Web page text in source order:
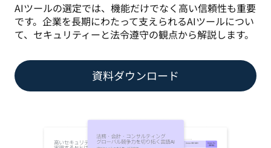
AIツールの選定では、機能だけでなく高い信頼性も重要
です。企業を長期にわたって支えられるAIツールについ
て、セキュリティーと法令遵守の観点から解説します。
資料ダウンロード